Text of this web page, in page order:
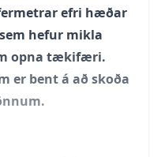
efri hæðar
hefur mikla
opna tækifæri.
er bent á að skoða